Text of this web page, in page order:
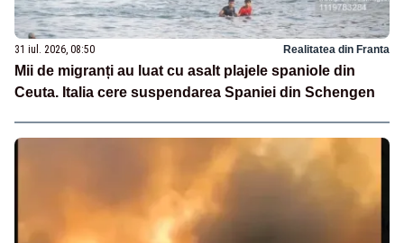
31 iul. 2026, 08:50 Realitatea din Franta
Mii de migranți au luat cu asalt plajele spaniole din
Ceuta. Italia cere suspendarea Spaniei din Schengen